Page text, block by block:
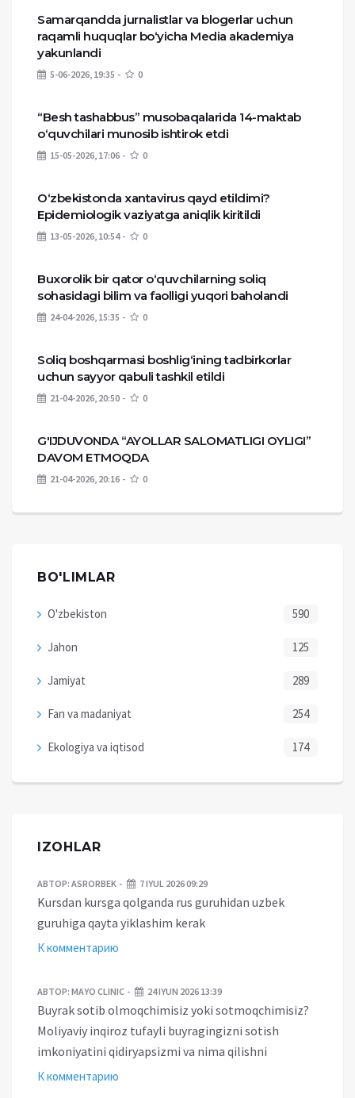
Samarqandda jurnalistlar va blogerlar uchun
raqamli huquqlar bo‘yicha Media akademiya
yakunlandi
5-06-2026, 19:35 0
“Besh tashabbus” musobaqalarida 14-maktab
o‘quvchilari munosib ishtirok etdi
15-05-2026, 17:06 0
O‘zbekistonda xantavirus qayd etildimi?
Epidemiologik vaziyatga aniqlik kiritildi
13-05-2026, 10:54 0
Buxorolik bir qator o‘quvchilarning soliq
sohasidagi bilim va faolligi yuqori baholandi
24-04-2026, 15:35 0
Soliq boshqarmasi boshlig‘ining tadbirkorlar
uchun sayyor qabuli tashkil etildi
21-04-2026, 20:50 0
G'IJDUVONDA “AYOLLAR SALOMATLIGI OYLIGI”
DAVOM ETMOQDA
21-04-2026, 20:16 0
BO'LIMLAR
O'zbekiston 590
Jahon 125
Jamiyat 289
Fan va madaniyat 254
Ekologiya va iqtisod 174
IZOHLAR
АВТОР: ASRORBEK 7 IYUL 2026 09:29
Kursdan kursga qolganda rus guruhidan uzbek
guruhiga qayta yiklashim kerak
К комментарию
АВТОР: MAYO CLINIC 24 IYUN 2026 13:39
Buyrak sotib olmoqchimisiz yoki sotmoqchimisiz?
Moliyaviy inqiroz tufayli buyragingizni sotish
imkoniyatini qidiryapsizmi va nima qilishni
К комментарию